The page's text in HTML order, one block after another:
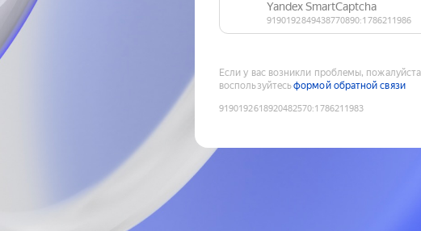
Если у вас возникли проблемы,
воспользуйтесьформой обратной связи
9190192618920482570:1786211983